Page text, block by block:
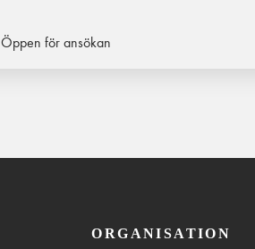
Öppen för ansökan
ORGANISATION